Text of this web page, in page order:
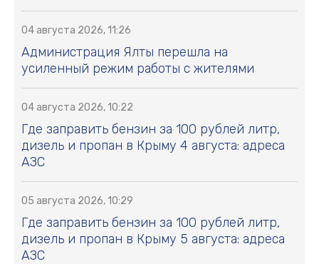
04 августа 2026, 11:26
Администрация Ялты перешла на
усиленный режим работы с жителями
04 августа 2026, 10:22
Где заправить бензин за 100 рублей литр,
дизель и пропан в Крыму 4 августа: адреса
АЗС
05 августа 2026, 10:29
Где заправить бензин за 100 рублей литр,
дизель и пропан в Крыму 5 августа: адреса
АЗС